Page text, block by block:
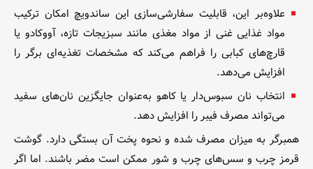
علاوه‌بر این، قابلیت سفارشی‌سازی این ساندویچ امکان ترکیب
مواد غذایی غنی از مواد مغذی مانند سبزیجات تازه، آووکادو یا
قارچ‌های کبابی را فراهم می‌کند که مشخصات تغذیه‌ای برگر را
افزایش می‌دهد.
انتخاب نان سبوس‌دار یا کاهو به‌عنوان جایگزین نان‌های سفید
می‌تواند مصرف فیبر را افزایش دهد.
همبرگر به میزان مصرف شده و نحوه پخت آن بستگی دارد. گوشت
قرمز چرب و سس‌های چرب و شور ممکن است مضر باشند. اما اگر